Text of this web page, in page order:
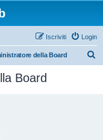
Login
Iscriviti
della Board
Board